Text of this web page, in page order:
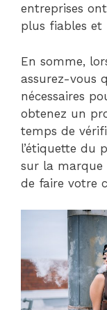
entreprises
plus fiables et
En somme,
assurez-vous
nécessaires
obtenez un
temps de
l’étiquette du
sur la
de faire votre